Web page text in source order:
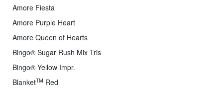
Amore Fiesta
Amore Purple Heart
Amore Queen of Hearts
Bingo® Sugar Rush Mix Tris
Bingo® Yellow Impr.
BlanketTM Red